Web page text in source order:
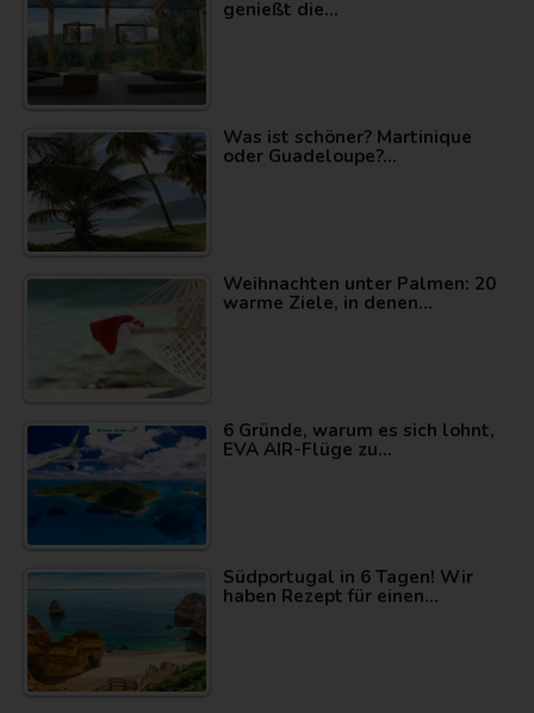
genießt die…
Was ist schöner? Martinique
oder Guadeloupe?…
Weihnachten unter Palmen: 20
warme Ziele, in denen…
6 Gründe, warum es sich lohnt,
EVA AIR-Flüge zu…
Südportugal in 6 Tagen! Wir
haben Rezept für einen…